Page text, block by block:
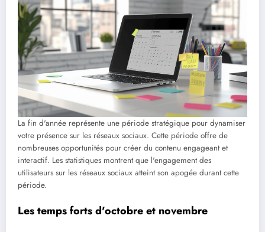
La fin d'année représente une période stratégique pour dynamiser
votre présence sur les réseaux sociaux. Cette période offre de
nombreuses opportunités pour créer du contenu engageant et
interactif. Les statistiques montrent que l'engagement des
utilisateurs sur les réseaux sociaux atteint son apogée durant cette
période.
Les temps forts d'octobre et novembre